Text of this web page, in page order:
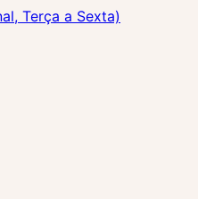
Terça a Sexta)